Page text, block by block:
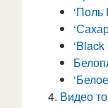
‘Поль
‘Black
Видео